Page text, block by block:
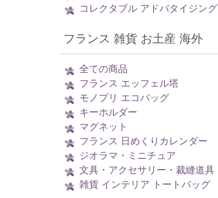
コレクタブル アドバタイジング
フランス 雑貨 お土産 海外
全ての商品
フランス エッフェル塔
モノプリ エコバッグ
キーホルダー
マグネット
フランス 日めくりカレンダー
ジオラマ・ミニチュア
文具・アクセサリー・裁縫道具
雑貨 インテリア トートバッグ